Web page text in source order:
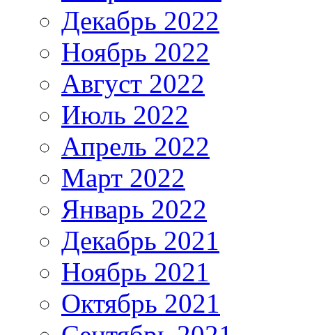
Декабрь 2022
Ноябрь 2022
Август 2022
Июль 2022
Апрель 2022
Март 2022
Январь 2022
Декабрь 2021
Ноябрь 2021
Октябрь 2021